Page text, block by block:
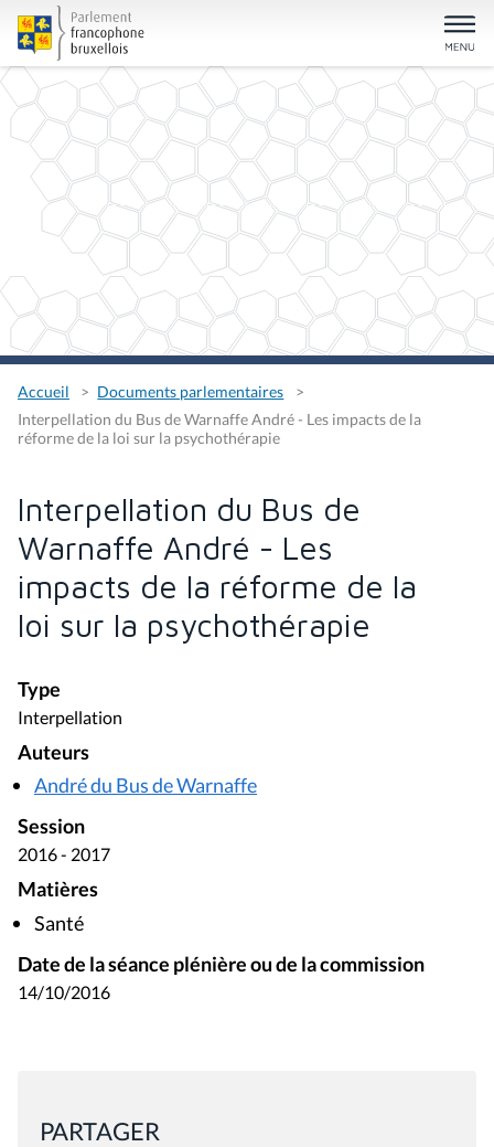
Accueil
Documents parlementaires
Interpellation du Bus de Warnaffe André - Les impacts de la
réforme de la loi sur la psychothérapie
Interpellation du Bus de
Warnaffe André - Les
impacts de la réforme de la
loi sur la psychothérapie
Type
Interpellation
Auteurs
André du Bus de Warnaffe
Session
2016 - 2017
Matières
Santé
Date de la séance plénière ou de la commission
14/10/2016
PARTAGER